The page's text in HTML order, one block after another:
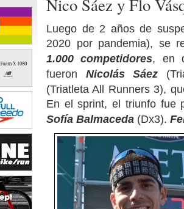
Nico Sáez y Flo
Luego de 2 años de
2020 por pandemia), se
1.000 competidores, en
fueron Nicolás Sáez
(Triatleta All Runners 3),
En el sprint, el triunfo fue
Sofía Balmaceda (Dx3).